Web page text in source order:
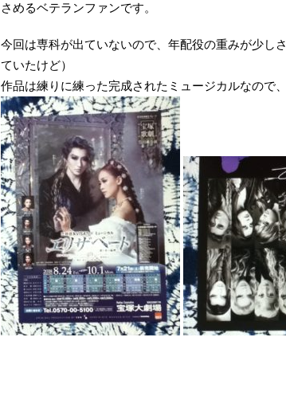
さめるベテランファンです。
今回は専科が出ていないので、年配役の重みが少し
ていたけど）
作品は練りに練った完成されたミュージカルなので